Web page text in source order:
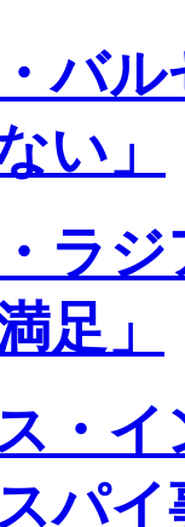
バ
い」
ラ
足」
・
パ